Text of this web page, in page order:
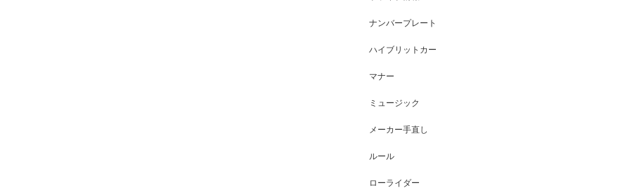
ナンバープレート
ハイブリットカー
マナー
ミュージック
メーカー手直し
ルール
ローライダー